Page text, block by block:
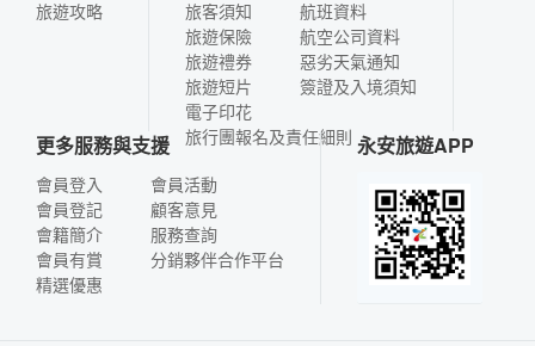
旅遊攻略
旅客須知
旅遊保險
旅遊禮券
旅遊短片
電子印花
航班資料
航空公司資料
惡劣天氣通知
簽證及入境須知
旅行團報名及責任細則
更多服務與支援
會員登入
會員登記
會籍簡介
會員有賞
精選優惠
會員活動
顧客意見
服務查詢
分銷夥伴合作平台
永安旅遊APP